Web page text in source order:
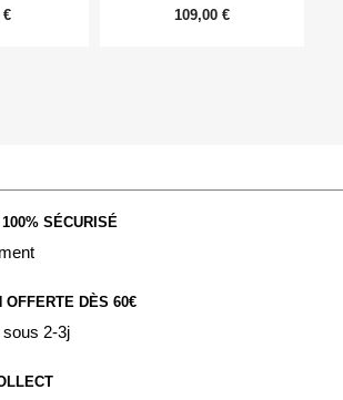
€ 109,00 €
SÉCURISÉ
OFFERTE DÈS 60€
sous 2-3j